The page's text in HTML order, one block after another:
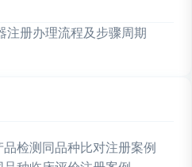
注册办理流程及步骤周期
检测同品种比对注册案例